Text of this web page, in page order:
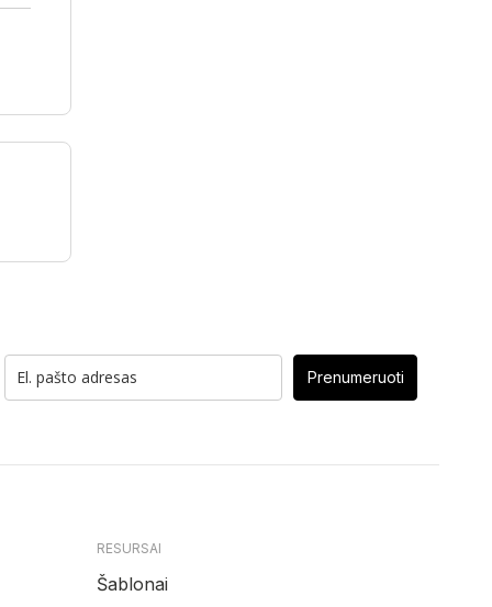
Prenumeruoti
RESURSAI
Šablonai